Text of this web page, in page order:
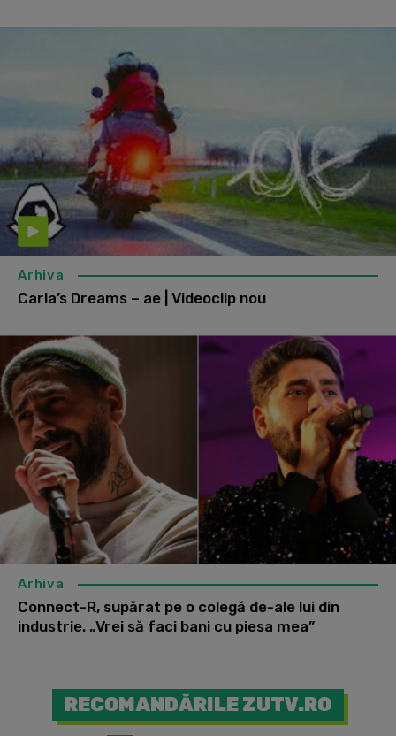
Arhiva
Carla’s Dreams – ae | Videoclip nou
Arhiva
Connect-R, supărat pe o colegă de-ale lui din
industrie. „Vrei să faci bani cu piesa mea”
RECOMANDĂRILE ZUTV.RO